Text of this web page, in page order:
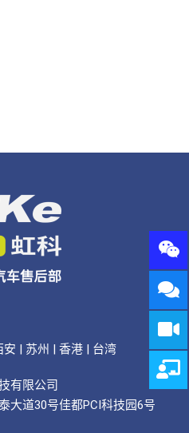
| 苏州 | 香港 | 台湾
有限公司
大道30号佳都PCI科技园6号